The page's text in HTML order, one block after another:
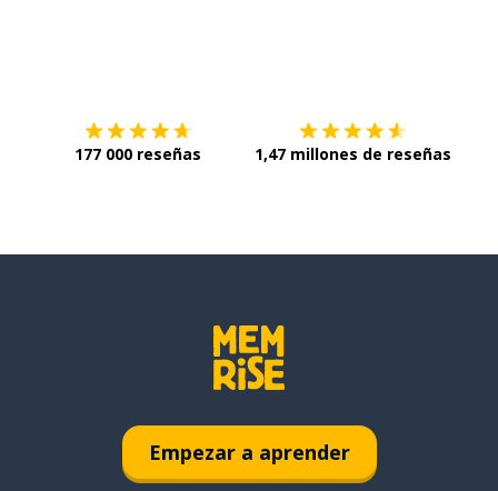
177 000 reseñas 1,47 millones de reseñas
Empezar a aprender